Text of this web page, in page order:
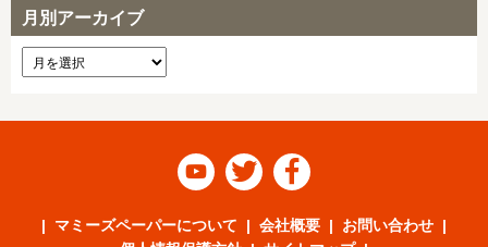
月別アーカイブ
  
マミーズペーパーについて 会社概要
お問い合わせ